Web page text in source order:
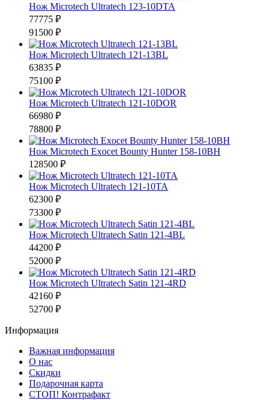
Нож Microtech Ultratech 123-10DTA
77775 ₽
91500 ₽
Нож Microtech Ultratech 121-13BL
63835 ₽
75100 ₽
Нож Microtech Ultratech 121-10DOR
66980 ₽
78800 ₽
Нож Microtech Exocet Bounty Hunter 158-10BH
128500 ₽
Нож Microtech Ultratech 121-10TA
62300 ₽
73300 ₽
Нож Microtech Ultratech Satin 121-4BL
44200 ₽
52000 ₽
Нож Microtech Ultratech Satin 121-4RD
42160 ₽
52700 ₽
Информация
Важная информация
О нас
Скидки
Подарочная карта
СТОП! Контрафакт